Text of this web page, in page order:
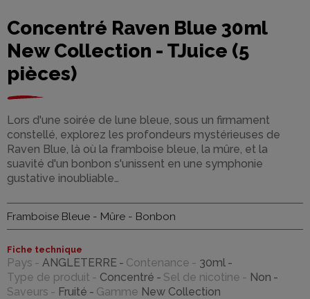
Concentré Raven Blue 30ml
New Collection - TJuice (5
pièces)
Lors d'une soirée de lune bleue, sous un firmament
constellé, explorez les profondeurs mystérieuses de
Raven Blue, là où la framboise bleue, la mûre, et la
suavité d'un bonbon s'unissent en une symphonie
gustative inoubliable…
Framboise Bleue - Mûre - Bonbon
Fiche technique
Pays ANGLETERRE Contenance
30ml
Type de produit
Concentré Sel de nicotine
Non
Saveurs
Fruité Gamme New Collection